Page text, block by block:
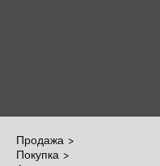
Продажа >
Покупка >